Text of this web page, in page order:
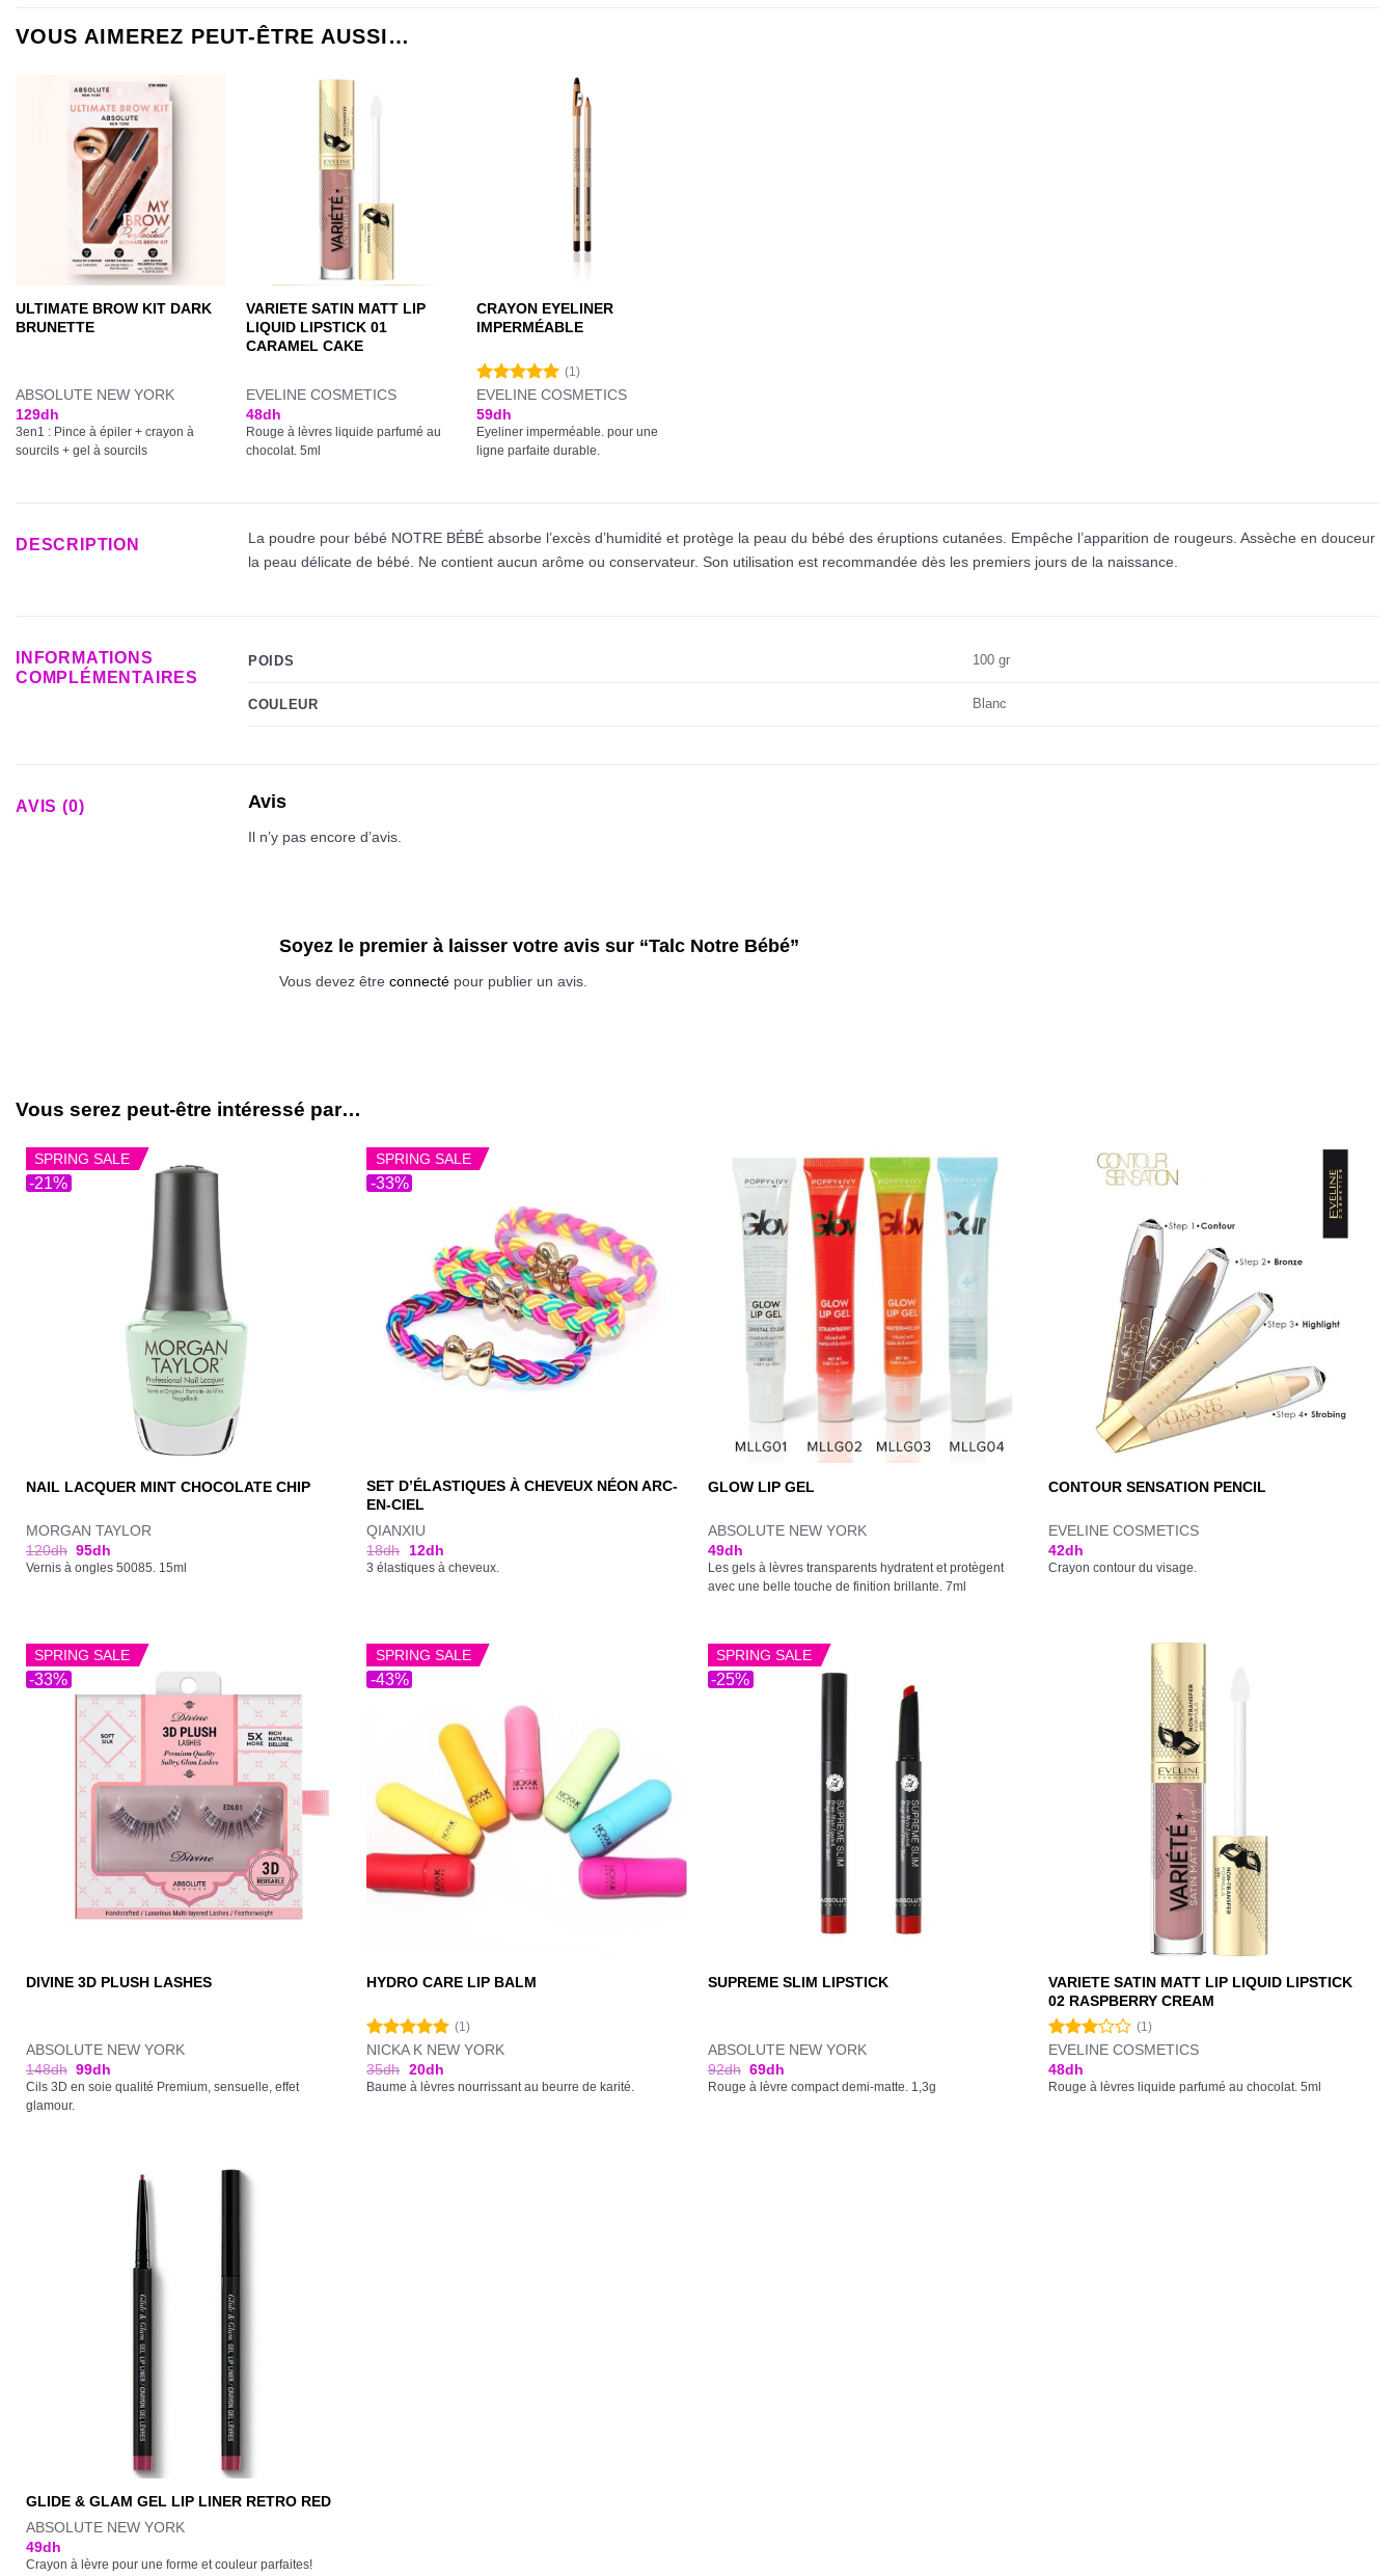
VOUS AIMEREZ PEUT-ÊTRE AUSSI…
ULTIMATE BROW KIT DARK
BRUNETTE
ABSOLUTE NEW YORK
129dh
3en1 : Pince à épiler + crayon à
sourcils + gel à sourcils
VARIETE SATIN MATT LIP
LIQUID LIPSTICK 01
CARAMEL CAKE
EVELINE COSMETICS
48dh
Rouge à lèvres liquide parfumé au
chocolat. 5ml
CRAYON EYELINER
IMPERMÉABLE
Note5.00
sur 5
(1)
EVELINE COSMETICS
59dh
Eyeliner imperméable. pour une
ligne parfaite durable.
DESCRIPTION
La poudre pour bébé NOTRE BÉBÉ absorbe l’excès d’humidité et protège la peau du bébé des éruptions cutanées. Empêche l’apparition de rougeurs. Assèche en douceur
la peau délicate de bébé. Ne contient aucun arôme ou conservateur. Son utilisation est recommandée dès les premiers jours de la naissance.
INFORMATIONS
COMPLÉMENTAIRES
POIDS 100 gr
COULEUR Blanc
AVIS (0) Avis
Il n’y pas encore d’avis.
Soyez le premier à laisser votre avis sur “Talc Notre Bébé”
Vous devez être connecté pour publier un avis.
Vous serez peut-être intéressé par…
-21%
SPRING SALE
NAIL LACQUER MINT CHOCOLATE CHIP
MORGAN TAYLOR
120dh 95dh
Vernis à ongles 50085. 15ml
-33%
SPRING SALE
SET D’ÉLASTIQUES À CHEVEUX NÉON ARC-
EN-CIEL
QIANXIU
18dh 12dh
3 élastiques à cheveux.
GLOW LIP GEL
ABSOLUTE NEW YORK
49dh
Les gels à lèvres transparents hydratent et protègent
avec une belle touche de finition brillante. 7ml
CONTOUR SENSATION PENCIL
EVELINE COSMETICS
42dh
Crayon contour du visage.
-33%
SPRING SALE
DIVINE 3D PLUSH LASHES
ABSOLUTE NEW YORK
148dh 99dh
Cils 3D en soie qualité Premium, sensuelle, effet
glamour.
-43%
SPRING SALE
HYDRO CARE LIP BALM
Note5.00
sur 5
(1)
NICKA K NEW YORK
35dh 20dh
Baume à lèvres nourrissant au beurre de karité.
-25%
SPRING SALE
SUPREME SLIM LIPSTICK
ABSOLUTE NEW YORK
92dh 69dh
Rouge à lèvre compact demi-matte. 1,3g
VARIETE SATIN MATT LIP LIQUID LIPSTICK
02 RASPBERRY CREAM
Note
3.00
sur 5
(1)
EVELINE COSMETICS
48dh
Rouge à lèvres liquide parfumé au chocolat. 5ml
GLIDE & GLAM GEL LIP LINER RETRO RED
ABSOLUTE NEW YORK
49dh
Crayon à lèvre pour une forme et couleur parfaites!